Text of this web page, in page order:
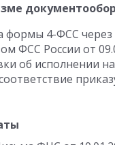
4-ФСС через
ФСС России от
об исполнении